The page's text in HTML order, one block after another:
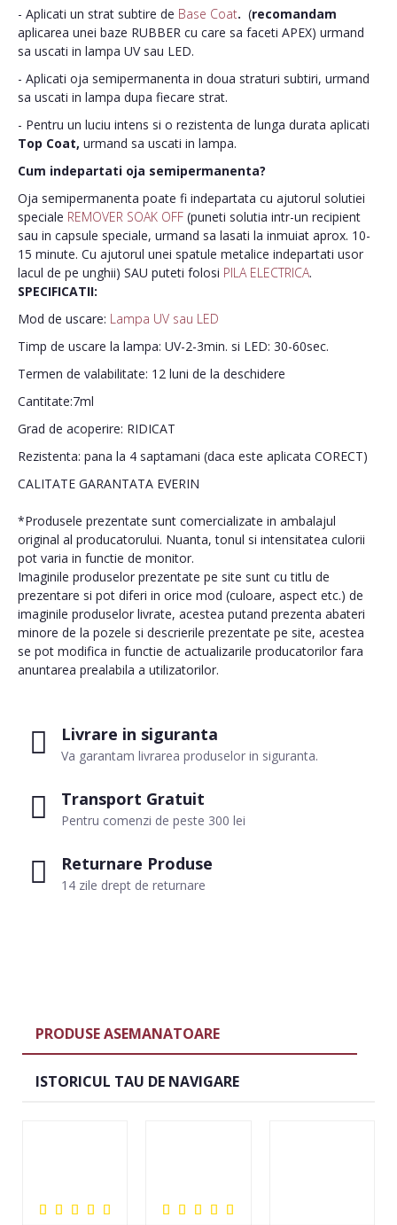
Livrare in siguranta
Va garantam livrarea produselor in siguranta.
Transport Gratuit
Pentru comenzi de peste 300 lei
Returnare Produse
14 zile drept de returnare
- Aplicati un strat subtire de Base Coat. (recomandam
aplicarea unei baze RUBBER cu care sa faceti APEX) urmand
sa uscati in lampa UV sau LED.
- Aplicati oja semipermanenta in doua straturi subtiri, urmand
sa uscati in lampa dupa fiecare strat.
- Pentru un luciu intens si o rezistenta de lunga durata aplicati
Top Coat, urmand sa uscati in lampa.
Cum indepartati oja semipermanenta?
Oja semipermanenta poate fi indepartata cu ajutorul solutiei
speciale REMOVER SOAK OFF (puneti solutia intr-un recipient
sau in capsule speciale, urmand sa lasati la inmuiat aprox. 10-
15 minute. Cu ajutorul unei spatule metalice indepartati usor
lacul de pe unghii) SAU puteti folosi PILA ELECTRICA.
SPECIFICATII:
Mod de uscare: Lampa UV sau LED
Timp de uscare la lampa: UV-2-3min. si LED: 30-60sec.
Termen de valabilitate: 12 luni de la deschidere
Cantitate:7ml
Grad de acoperire: RIDICAT
Rezistenta: pana la 4 saptamani (daca este aplicata CORECT)
CALITATE GARANTATA EVERIN
*Produsele prezentate sunt comercializate in ambalajul
original al producatorului. Nuanta, tonul si intensitatea culorii
pot varia in functie de monitor.
Imaginile produselor prezentate pe site sunt cu titlu de
prezentare si pot diferi in orice mod (culoare, aspect etc.) de
imaginile produselor livrate, acestea putand prezenta abateri
minore de la pozele si descrierile prezentate pe site, acestea
se pot modifica in functie de actualizarile producatorilor fara
anuntarea prealabila a utilizatorilor.
PRODUSE ASEMANATOARE
ISTORICUL TAU DE NAVIGARE